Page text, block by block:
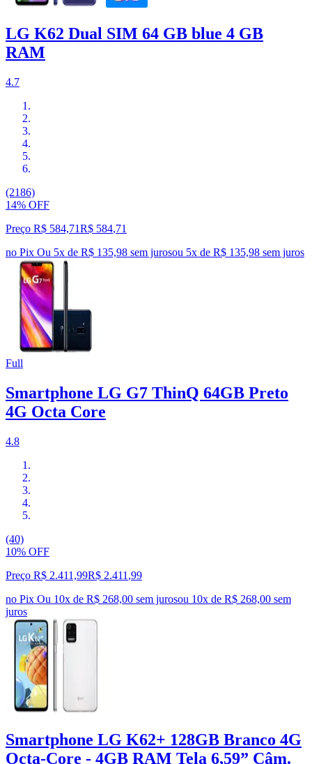
LG K62 Dual SIM 64 GB blue 4 GB
RAM
4.7
(2186)
14% OFF
Preço R$ 584,71R$ 584,71
no Pix Ou 5x de R$ 135,98 sem jurosou 5x de R$ 135,98 sem juros
Full
Smartphone LG G7 ThinQ 64GB Preto
4G Octa Core
4.8
(40)
10% OFF
Preço R$ 2.411,99R$ 2.411 ,99
no Pix Ou 10x de R$ 268,00 sem jurosou 10x de R$ 268,00 sem
juros
Smartphone LG K62+ 128GB Branco 4G
Octa-Core - 4GB RAM Tela 6,59” Câm.